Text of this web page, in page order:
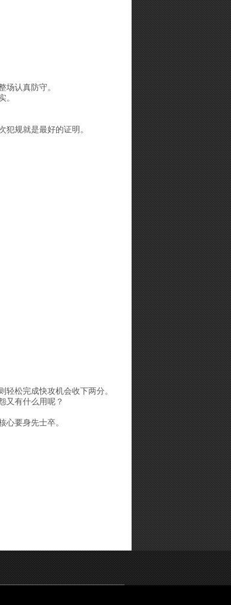
场认真防守。
。
规就是最好的证明。
松完成快攻机会收下两分。
又有什么用呢？
要身先士卒。